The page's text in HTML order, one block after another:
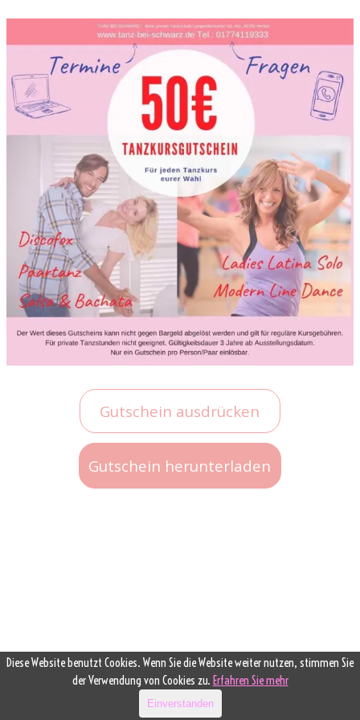
Gutschein ausdrücken
Gutschein herunterladen
Diese Website benutzt Cookies. Wenn Sie die Website weiter nutzen, stimmen Sie
der Verwendung von Cookies zu. Erfahren Sie mehr
Einverstanden